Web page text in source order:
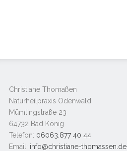
Christiane Thomaßen
Naturheilpraxis Odenwald
Mümlingstraße 23
64732 Bad König
Telefon: 06063.877 40 44
Email: info@christiane-thomassen.de